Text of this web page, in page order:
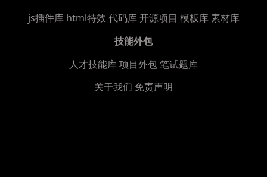
js插件库 html特效 代码库 开源项目 模板库 素材库
技能外包
人才技能库项目外包笔试题库
关于我们 免责声明